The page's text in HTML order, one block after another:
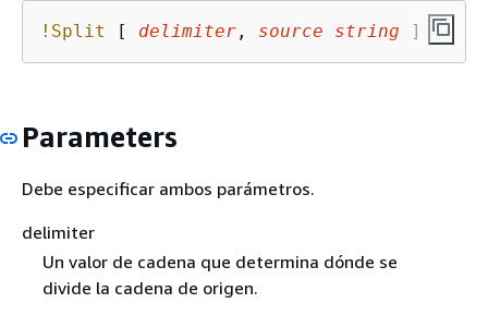
!Split [ delimiter , source string ]
Parameters
Debe especificar ambos parámetros.
delimiter
Un valor de cadena que determina dónde se
divide la cadena de origen.